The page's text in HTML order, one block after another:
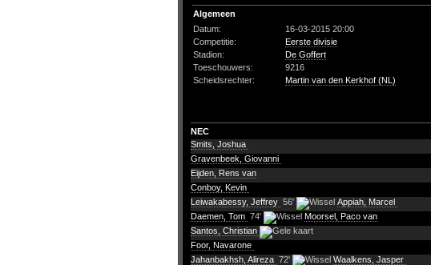
Algemeen
Datum:
16-03-2015 20:00
Competitie:
Eerste divisie
Stadion:
De Goffert
Toeschouwers:
9216
Scheidsrechter:
Martin van den Kerkhof (NL)
NEC
Smits, Joshua
Gravenbeek, Giovanni
Eijden, Rens van
Conboy, Kevin
Leiwakabessy, Jeffrey 56'
Appiah, Marcel
Daemen, Tom 74'
Moorsel, Paco van
Santos, Christian
Foor, Navarone
Jahanbakhsh, Alireza 72'
Waalkens, Jasper